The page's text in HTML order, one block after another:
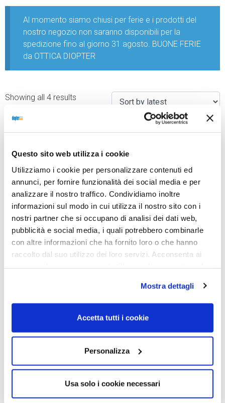
Questo sito web utilizza i cookie
Utilizziamo i cookie per personalizzare contenuti ed
annunci, per fornire funzionalità dei social media e per
analizzare il nostro traffico. Condividiamo inoltre
informazioni sul modo in cui utilizza il nostro sito con i
nostri partner che si occupano di analisi dei dati web,
pubblicità e social media, i quali potrebbero combinarle
con altre informazioni che ha fornito loro o che hanno
raccolto dal suo utilizzo dei loro servizi. Acconsenta ai
Mostra dettagli
Accetta tutti i cookie
Personalizza
Usa solo i cookie necessari
Al momento siamo chiusi per ferie e i prodotti del
nostro negozio non saranno disponibili per la
spedizione fino al giorno 31 agosto. BUONE FERIE
da OTTICA DIOPTER
Showing all 4 results
OCCHIALE DA SOLE,
PERSOL
1078R5 57
OCCHIALE DA SOLE,
PERSOL
1078R5 54
285,00€ 199,50